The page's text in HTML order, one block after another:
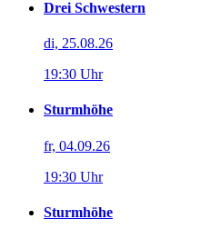
Drei Schwestern
di, 25.08.26
19:30 Uhr
Sturmhöhe
fr, 04.09.26
19:30 Uhr
Sturmhöhe